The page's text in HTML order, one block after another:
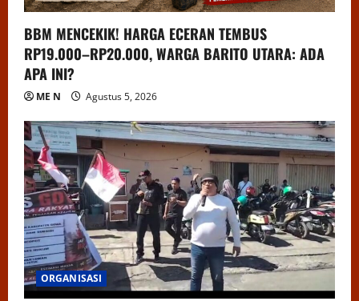
BBM MENCEKIK! HARGA ECERAN TEMBUS
RP19.000–RP20.000, WARGA BARITO UTARA: ADA
APA INI?
ME N Agustus 5, 2026
ORGANISASI